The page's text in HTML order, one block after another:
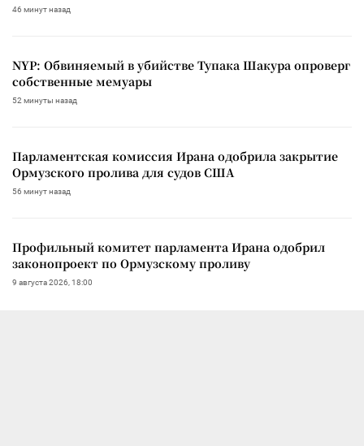
46 минут назад
NYP: Обвиняемый в убийстве Тупака Шакура опроверг
собственные мемуары
52 минуты назад
Парламентская комиссия Ирана одобрила закрытие
Ормузского пролива для судов США
56 минут назад
Профильный комитет парламента Ирана одобрил
законопроект по Ормузскому проливу
9 августа 2026, 18:00